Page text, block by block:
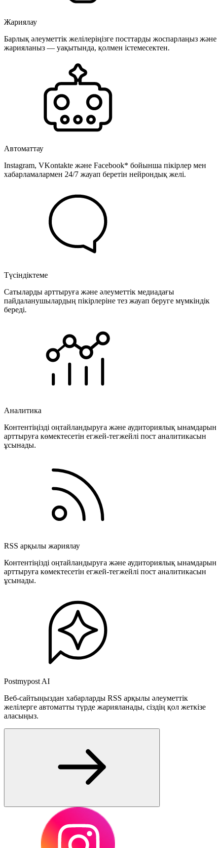
Жариялау
Барлық әлеуметтік желілеріңізге посттарды жоспарлаңыз және
жарияланыз — уақытында, қолмен істемесектен.
Автоматтау
Instagram, VKontakte және Facebook* бойынша пікірлер мен
хабарламалармен 24/7 жауап беретін нейрондық желі.
Түсіндіктеме
Сатыларды арттыруға және әлеуметтік медиадағы
пайдаланушылардың пікірлеріне тез жауап беруге мүмкіндік
береді.
Аналитика
Контентіңізді оңтайландыруға және аудиториялық ынамдарын
арттыруға көмектесетін егжей-тегжейлі пост аналитикасын
ұсынады.
RSS арқылы жариялау
Контентіңізді оңтайландыруға және аудиториялық ынамдарын
арттыруға көмектесетін егжей-тегжейлі пост аналитикасын
ұсынады.
Postmypost AI
Веб-сайтыңыздан хабарларды RSS арқылы әлеуметтік
желілерге автоматты түрде жарияланады, сіздің қол жеткізе
аласыңыз.